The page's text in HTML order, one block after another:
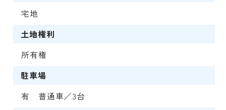
宅地
土地権利
所有権
駐車場
有 普通車／3台